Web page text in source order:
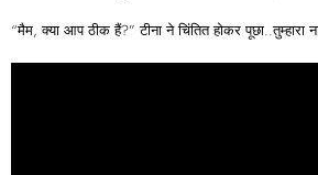
“मैम, क्या आप ठीक हैं?” टीना ने चिंतित होकर पूछा..तुम्हारा